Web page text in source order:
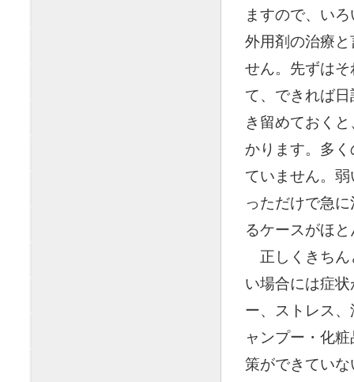
ますので、い
外用剤の治療
せん。先ずは
て、できれば
き留めておく
かります。多
ていません。
っただけで急
るケースがほ
正しくきち
い場合には症
ー、ストレス
ャンプー・化
策ができてい